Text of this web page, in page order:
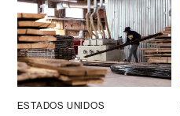
ESTADOS UNIDOS